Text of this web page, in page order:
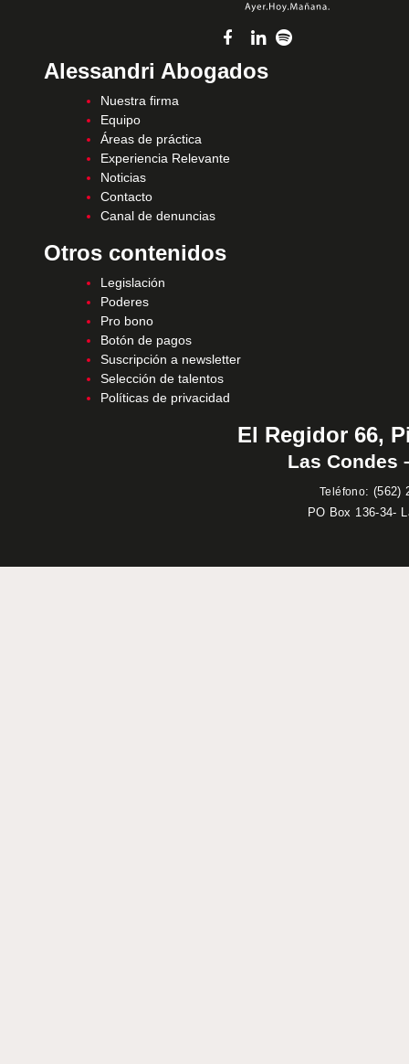
Alessandri Abogados
Nuestra firma
Equipo
Áreas de práctica
Experiencia Relevante
Noticias
Contacto
Canal de denuncias
Otros contenidos
Legislación
Poderes
Pro bono
Botón de pagos
Suscripción a newsletter
Selección de talentos
Políticas de privacidad
El Regidor 66,
Las Condes
Teléfono: (562)
PO Box 136-34-